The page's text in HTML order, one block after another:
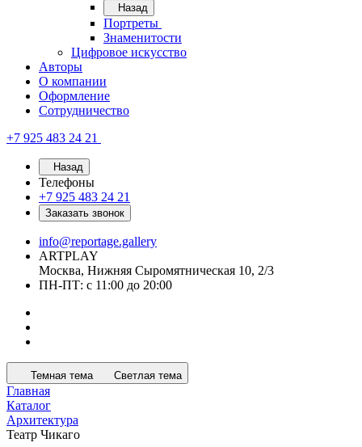
Назад
Портреты
Знаменитости
Цифровое искусство
Авторы
О компании
Оформление
Сотрудничество
+7 925 483 24 21
Назад
Телефоны
+7 925 483 24 21
Заказать звонок
info@reportage.gallery
ARTPLAY
Москва, Нижняя Сыромятническая 10, 2/3
ПН-ПТ: с 11:00 до 20:00
Темная тема Светлая тема
Главная
Каталог
Архитектура
Театр Чикаго